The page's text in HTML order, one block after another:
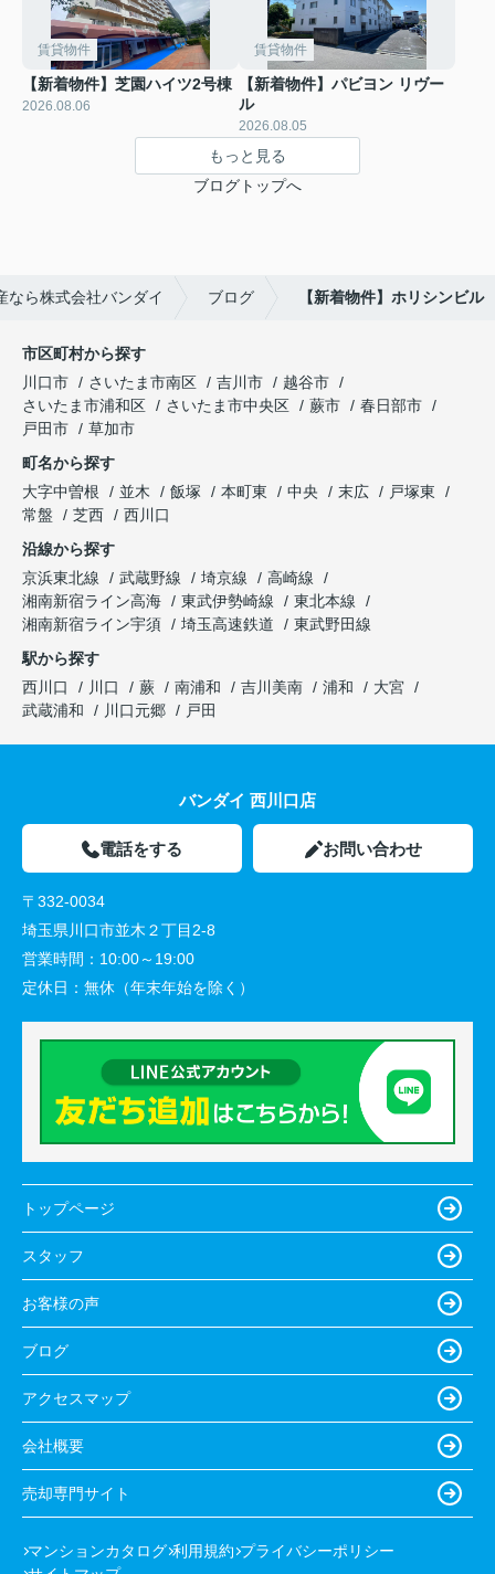
賃貸物件
【新着物件】芝園ハイツ2号棟
2026.08.06
賃貸物件
【新着物件】パビヨン リヴー
ル
2026.08.05
もっと見る
ブログトップへ
なら株式会社バンダイ ブログ 【新着物件】ホリシンビル
市区町村から探す
川口市
さいたま市南区 吉川市
越谷市
さいたま市浦和区
さいたま市中央区 蕨市
春日部市
戸田市
草加市
町名から探す
大字中曽根
並木 飯塚 本町東 中央 末広
戸塚東
常盤
芝西
西川口
沿線から探す
京浜東北線
武蔵野線 埼京線
高崎線
湘南新宿ライン高海
東武伊勢崎線
東北本線
湘南新宿ライン宇須
埼玉高速鉄道
東武野田線
駅から探す
西川口
川口 蕨 南浦和 吉川美南 浦和
大宮
武蔵浦和
川口元郷 戸田
バンダイ 西川口店
電話をする お問い合わせ
〒332-0034
埼玉県川口市並木２丁目2-8
営業時間： 10:00～19:00
定休日： 無休（年末年始を除く）
トップページ
スタッフ
お客様の声
ブログ
アクセスマップ
会社概要
売却専門サイト
マンションカタログ 利用規約 プライバシーポリシー